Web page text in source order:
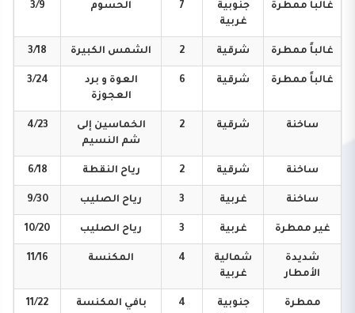
غالباً ممطرة
جنوبية
غربية
7 الحسوم 3/9
غالباً ممطرة شرقية 2 الشمس الكبيرة 3/18
غالباً ممطرة شرقية 6
العوة و برد
العجوزة
3/24
ساخنة شرقية 2
الخماسين إلى
شم النسيم
4/23
ساخنة شرقية 2 رياح النقطة 6/18
ساخنة غربية 3 رياح الصليب 9/30
غير ممطرة غربية 3 رياح الصليب 10/20
شديدة
الأمطار
شمالية
غربية
4 المكنسة 11/16
ممطرة
جنوبية
4 بافي المكنسة 11/22